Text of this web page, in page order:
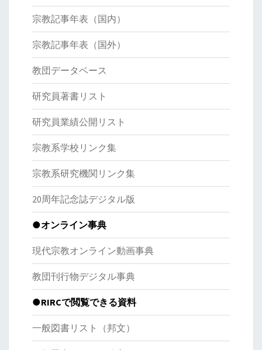
宗教記事年表（国内）
宗教記事年表（国外）
教団データベース
研究員著書リスト
研究員業績公開リスト
宗教系学校リンク集
宗教系研究機関リンク集
20周年記念誌デジタル版
●オンライン事典
現代宗教オンライン動画事典
教団刊行物デジタル事典
●RIRCで閲覧できる資料
一般図書リスト（邦文）